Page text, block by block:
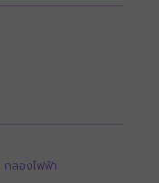
กลองไฟฟ้า